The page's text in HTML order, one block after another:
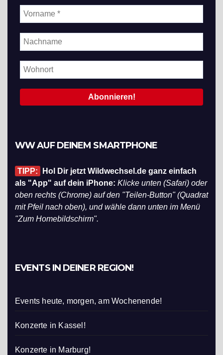
WW AUF DEINEM SMARTPHONE
TIPP:
Hol Dir jetzt Wildwechsel.de ganz einfach
als "App" auf dein iPhone: Klicke unten (Safari) oder
oben rechts (Chrome) auf den "Teilen-Button" (Quadrat
mit Pfeil nach oben), und wähle dann unten im Menü
"Zum Homebildschirm".
EVENTS IN DEINER REGION!
Events heute, morgen, am Wochenende!
Konzerte in Kassel!
Konzerte in Marburg!